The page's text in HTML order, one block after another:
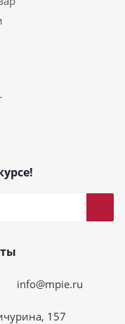
info@mpie.ru
157